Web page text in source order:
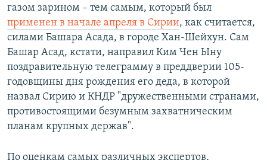
газом зарином – тем самым, который был
применен в начале апреля в Сирии, как считается,
силами Башара Асада, в городе Хан-Шейхун. Сам
Башар Асад, кстати, направил Ким Чен Ыну
поздравительную телеграмму в преддверии 105-
годовщины дня рождения его деда, в которой
назвал Сирию и КНДР "дружественными странами,
противостоящими безумным захватническим
планам крупных держав".
По оценкам самых различных экспертов,